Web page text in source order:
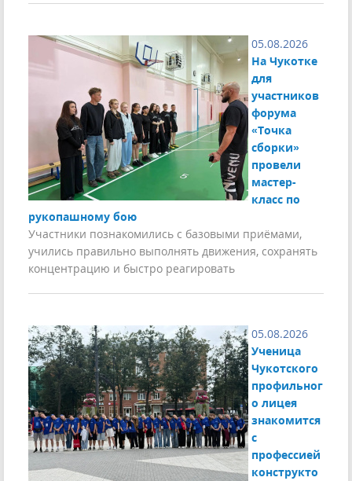
05.08.2026
На Чукотке
для
участников
форума
«Точка
сборки»
провели
мастер-
класс по
рукопашному бою
Участники познакомились с базовыми приёмами,
учились правильно выполнять движения, сохранять
концентрацию и быстро реагировать
05.08.2026
Ученица
Чукотского
профильног
о лицея
знакомится
с
профессией
конструкто